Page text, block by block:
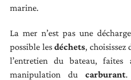
marine.
La mer n’est pas une
possible lesdéchets, choisissez
l’entretien du bateau,
manipulation du carburant.